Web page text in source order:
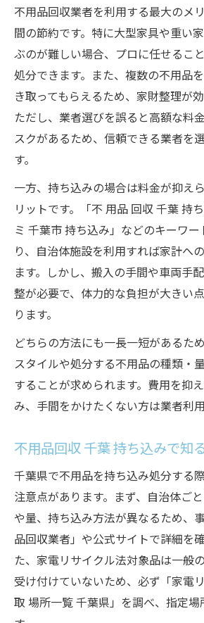
不用品回収業者を利用する最大のメ
間の節約です。特に大型家具や重い
ぶのが難しい場合、プロに任せるこ
処分できます。また、複数の不用品
き取ってもらえるため、家財整理が
ただし、業者選びを誤ると高額な料
スクがあるため、信頼できる業者を
す。
一方、持ち込みの場合は料金が抑え
リットです。「不 用品 回収 千葉 持
ミ 千葉市 持ち込み」などのキーワ
り、自治体施設を利用すれば家計へ
ます。しかし、搬入の手間や車両手
整が必要で、体力的な負担が大きい
ります。
どちらの方法にも一長一短があるた
スタイルや処分する不用品の種類・
することが求められます。費用を抑
み、手間をかけたくない方は業者利
不用品回収 千葉 持ち込みで知
千葉県で不用品を持ち込み処分する
注意点があります。まず、自治体ご
や量、持ち込み方法が異なるため、
品回収業者」や公式サイトで詳細を
た、家電リサイクル法対象品は一般
受け付けていないため、必ず「家電
取 場所一覧 千葉県」を調べ、指定